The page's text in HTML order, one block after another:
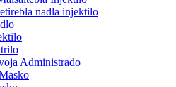
nadla injektilo
Administrado